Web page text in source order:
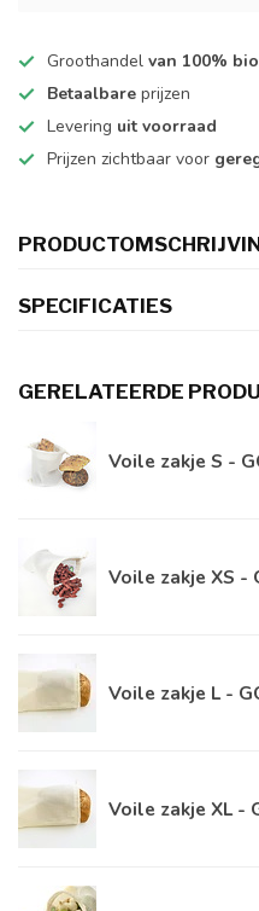
Groothandel van 100%
Betaalbare prijzen
Levering uit voorraad
Prijzen zichtbaar voor
SPECIFICATIES
GERELATEERDE
Voile zakje S -
Voile zakje XS -
Voile zakje L -
Voile zakje XL -